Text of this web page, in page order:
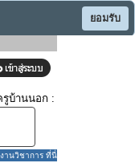
ยอมรับ
รูบ้านนอก :
านวิชาการ ที่นี่